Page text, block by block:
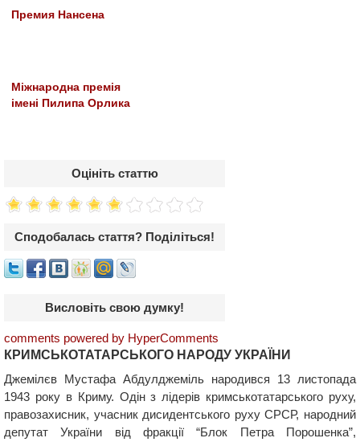
Премия Нансена
Міжнародна премія
імені Пилипа Орлика
Оцініть статтю
Сподобалась стаття? Поділіться!
Висловіть свою думку!
comments powered by HyperComments
КРИМСЬКОТАТАРСЬКОГО НАРОДУ УКРАЇНИ
Джемілєв Мустафа Абдулджеміль народився 13 листопада
1943 року в Криму. Одін з лідерів кримськотатарського руху,
правозахисник, учасник дисидентського руху СРСР, народний
депутат України від фракції “Блок Петра Порошенка”,